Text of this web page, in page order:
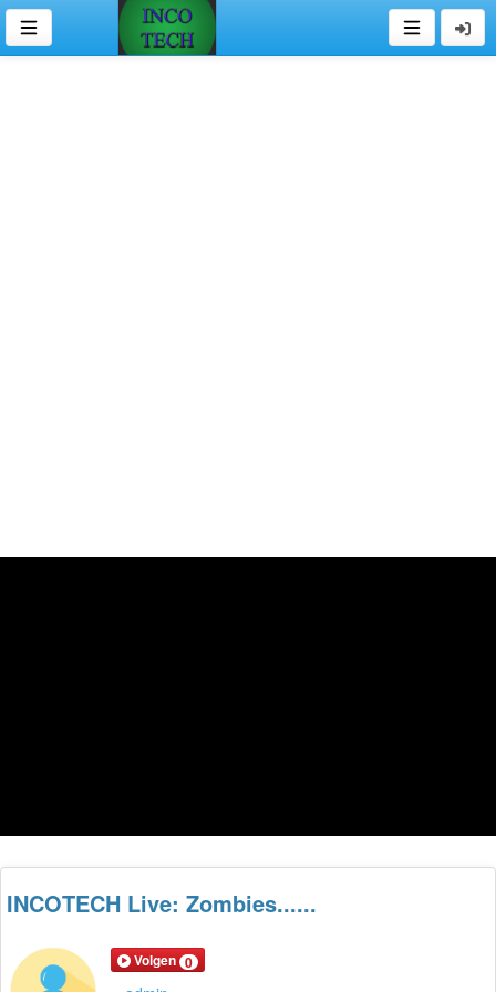
INCOTECH Live: Zombies......
Volgen 0